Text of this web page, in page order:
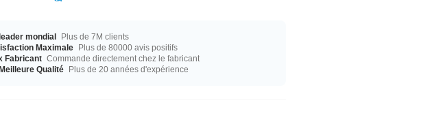
mondial Plus de 7M clients
Maximale Plus de 80000 avis positifs
Fabricant Commande directement chez le fabricant
Qualité Plus de 20 années d'expérience